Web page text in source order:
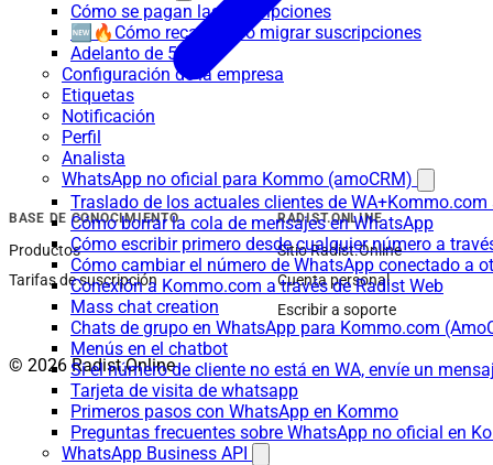
Cómo se pagan las suscripciones
🆕🔥Cómo recalcular o migrar suscripciones
Adelanto de 5 días
Configuración de la empresa
Etiquetas
Notificación
Perfil
Analista
WhatsApp no oficial para Kommo (amoCRM)
Traslado de los actuales clientes de
Cómo borrar la cola de mensajes en WhatsApp
Cómo escribir primero desde cualquier número a
Cómo cambiar el número de WhatsApp conectado a
Conexión a Kommo.com a través de Radist Web
Mass chat creation
Chats de grupo en WhatsApp para Kommo.com
Menús en el chatbot
Si el número de cliente no está en WA, envíe un
Tarjeta de visita de whatsapp
Primeros pasos con WhatsApp en Kommo
Preguntas frecuentes sobre WhatsApp no oficial en
WhatsApp Business API
BASE DE CONOCIMIENTO
Productos
Tarifas de suscripción
RADIST.ONLINE
Sitio Radist.Online
Cuenta personal
Escribir a soporte
© 2026 Radist.Online